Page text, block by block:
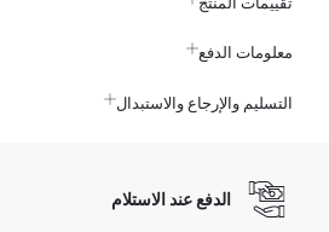
معلومات الدفع
التسليم والإرجاع والاستبدال
الدفع عند الاستلام